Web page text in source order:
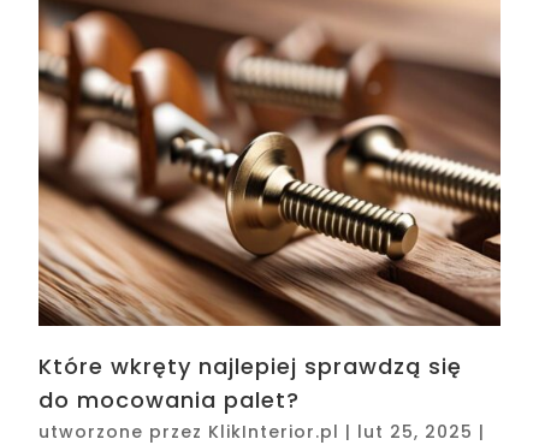
Które wkręty najlepiej sprawdzą się
do mocowania palet?
utworzone przez KlikInterior.pl | lut 25, 2025 |